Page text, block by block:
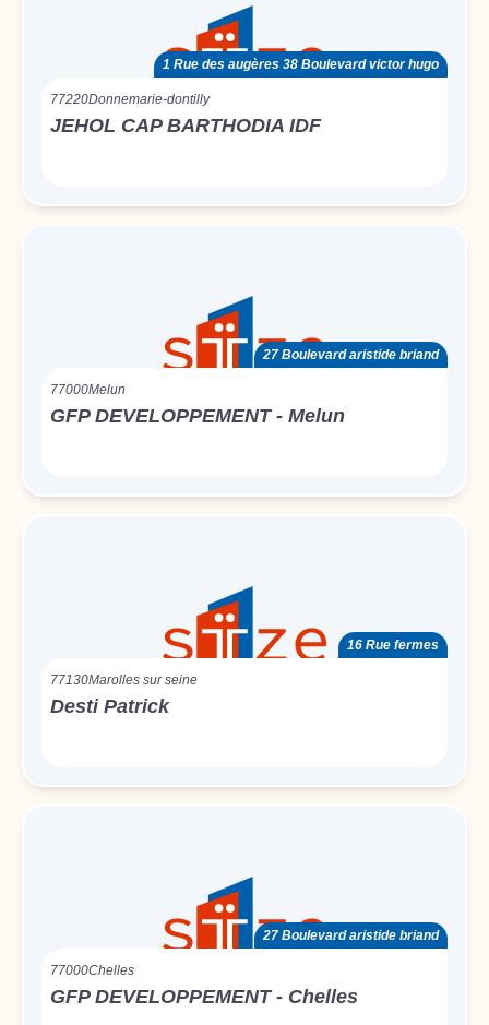
1 Rue des augères 38 Boulevard victor hugo
77220Donnemarie-dontilly
JEHOL CAP BARTHODIA IDF
27 Boulevard aristide briand
77000Melun
GFP DEVELOPPEMENT - Melun
16 Rue fermes
77130Marolles sur seine
Desti Patrick
27 Boulevard aristide briand
77000Chelles
GFP DEVELOPPEMENT - Chelles